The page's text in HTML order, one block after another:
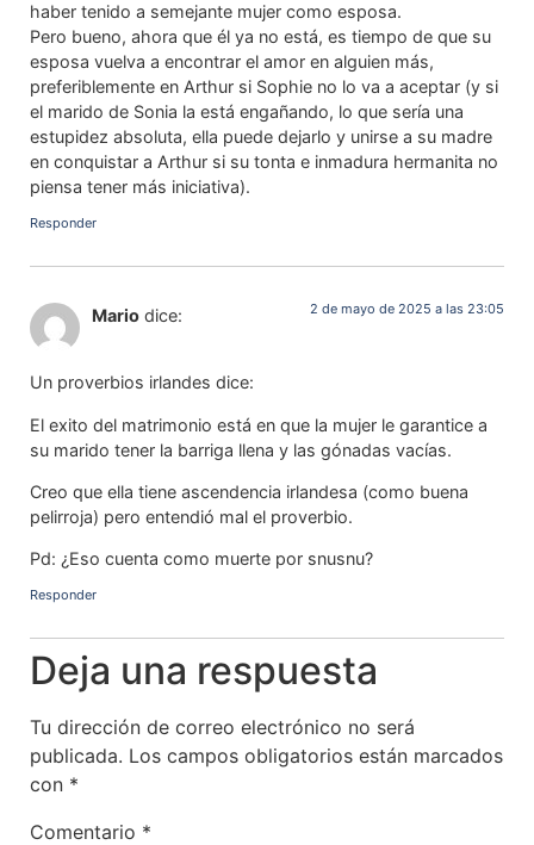
haber tenido a semejante mujer como esposa.
Pero bueno, ahora que él ya no está, es tiempo de que su
esposa vuelva a encontrar el amor en alguien más,
preferiblemente en Arthur si Sophie no lo va a aceptar (y si
el marido de Sonia la está engañando, lo que sería una
estupidez absoluta, ella puede dejarlo y unirse a su madre
en conquistar a Arthur si su tonta e inmadura hermanita no
piensa tener más iniciativa).
Responder
Mario dice: 2 de mayo de 2025 a las 23:05
Un proverbios irlandes dice:
El exito del matrimonio está en que la mujer le garantice a
su marido tener la barriga llena y las gónadas vacías.
Creo que ella tiene ascendencia irlandesa (como buena
pelirroja) pero entendió mal el proverbio.
Pd: ¿Eso cuenta como muerte por snusnu?
Responder
Deja una respuesta
Tu dirección de correo electrónico no será
publicada. Los campos obligatorios están marcados
con *
Comentario *